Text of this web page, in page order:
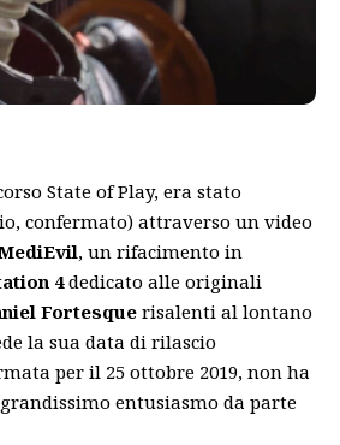
State of Play, era stato
confermato) attraverso un video
, un rifacimento in
4dedicato alle originali
Fortesquerisalenti al lontano
la sua data di rilascio
per il 25 ottobre 2019, non ha
entusiasmo da parte